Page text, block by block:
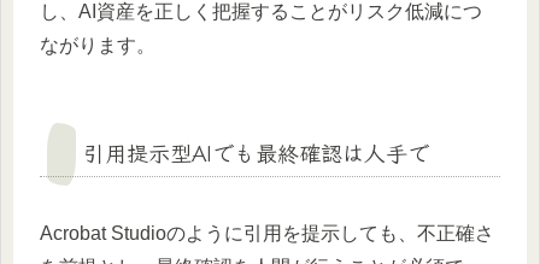
し、AI資産を正しく把握することがリスク低減につ
ながります。
引用提示型AIでも最終確認は人手で
Acrobat Studioのように引用を提示しても、不正確さ